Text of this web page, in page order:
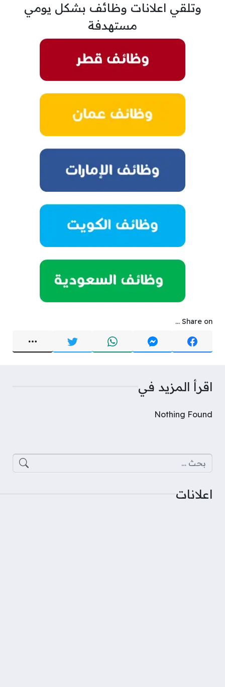
وتلقي اعلانات وظائف بشكل يومي
مستهدفة
Share on ...
اقرأ المزيد في
Nothing Found
البحث عن:
اعلانات